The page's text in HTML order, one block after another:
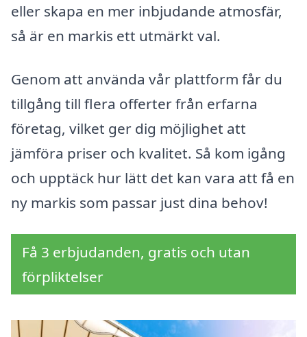
eller skapa en mer inbjudande atmosfär,
så är en markis ett utmärkt val.
Genom att använda vår plattform får du
tillgång till flera offerter från erfarna
företag, vilket ger dig möjlighet att
jämföra priser och kvalitet. Så kom igång
och upptäck hur lätt det kan vara att få en
ny markis som passar just dina behov!
Få 3 erbjudanden, gratis och utan
förpliktelser